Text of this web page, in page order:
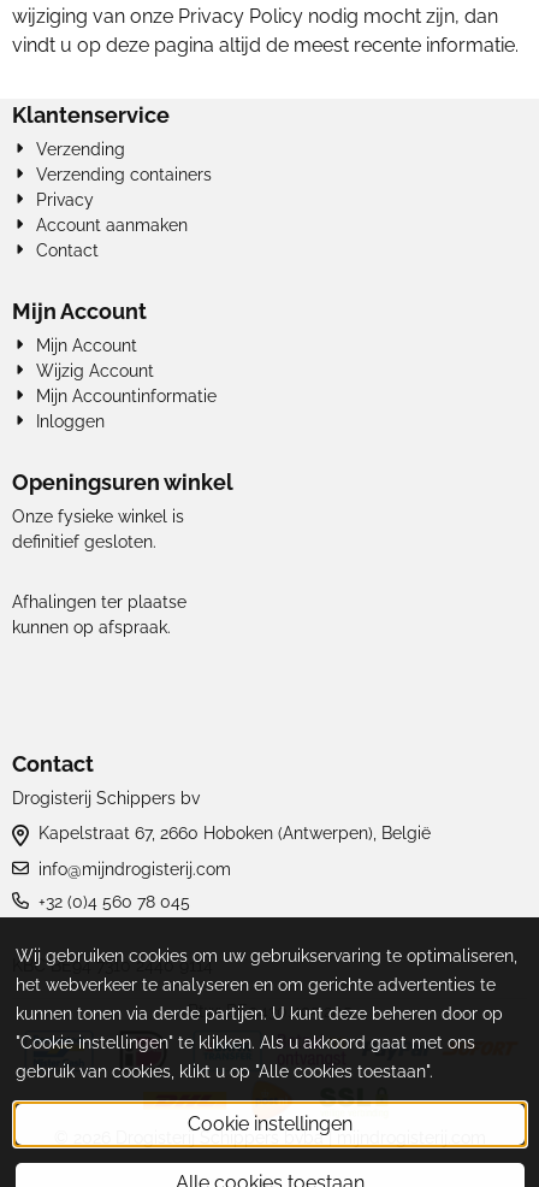
wijziging van onze Privacy Policy nodig mocht zijn, dan
vindt u op deze pagina altijd de meest recente informatie.
Klantenservice
Verzending
Verzending containers
Privacy
Account aanmaken
Contact
Mijn Account
Mijn Account
Wijzig Account
Mijn Accountinformatie
Inloggen
Openingsuren winkel
Onze fysieke winkel is
definitief gesloten.
Afhalingen ter plaatse
kunnen op afspraak.
Contact
Drogisterij Schippers bv
Kapelstraat 67, 2660 Hoboken (Antwerpen), België
info@mijndrogisterij.com
+32 (0)4 560 78 045
KBC BE94 7310 2440 9114
Btw: BE0430.495.205
Drogisterij Schippers bvba | mijndrogisterij.com
Wij gebruiken cookies om uw gebruikservaring te optimaliseren,
het webverkeer te analyseren en om gerichte advertenties te
kunnen tonen via derde partijen. U kunt deze beheren door op
"Cookie instellingen" te klikken. Als u akkoord gaat met ons
gebruik van cookies, klikt u op "Alle cookies toestaan".
Cookie instellingen